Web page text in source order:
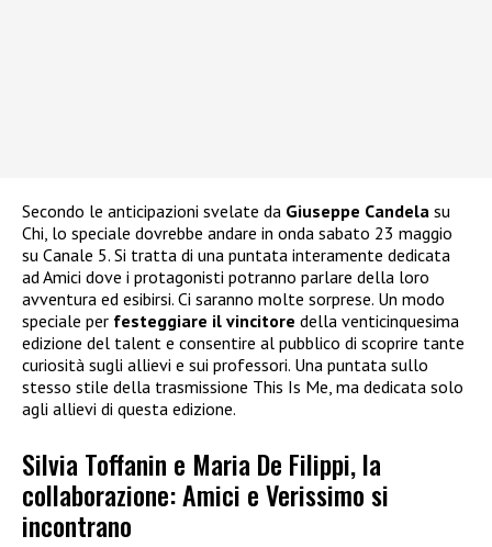
Secondo le anticipazioni svelate da Giuseppe Candela su
Chi, lo speciale dovrebbe andare in onda sabato 23 maggio
su Canale 5. Si tratta di una puntata interamente dedicata
ad Amici dove i protagonisti potranno parlare della loro
avventura ed esibirsi. Ci saranno molte sorprese. Un modo
speciale per festeggiare il vincitore della venticinquesima
edizione del talent e consentire al pubblico di scoprire tante
curiosità sugli allievi e sui professori. Una puntata sullo
stesso stile della trasmissione This Is Me, ma dedicata solo
agli allievi di questa edizione.
Silvia Toffanin e Maria De Filippi, la
collaborazione: Amici e Verissimo si
incontrano